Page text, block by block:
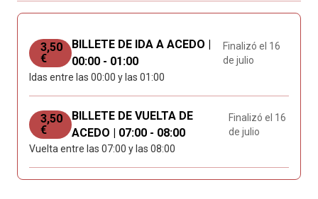
3,50
€
BILLETE DE IDA A ACEDO |
00:00 - 01:00
Finalizó el 16
de julio
Idas entre las 00:00 y las 01:00
3,50
€
BILLETE DE VUELTA DE
ACEDO | 07:00 - 08:00
Finalizó el 16
de julio
Vuelta entre las 07:00 y las 08:00